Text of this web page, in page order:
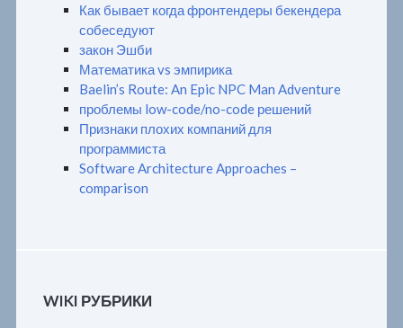
Как бывает когда фронтендеры бекендера
собеседуют
закон Эшби
Математика vs эмпирика
Baelin’s Route: An Epic NPC Man Adventure
проблемы low-code/no-code решений
Признаки плохих компаний для
программиста
Software Architecture Approaches –
comparison
WIKI РУБРИКИ